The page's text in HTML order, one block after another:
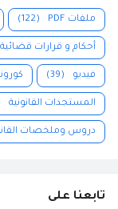
ملفات PDF (122)
أحكام و قرارات قضائية
فيديو (39)
المستجدات القانونية
دروس وملخصات
تابعنا على